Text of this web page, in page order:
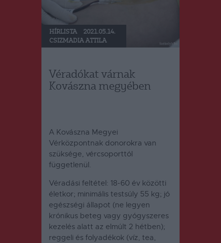
HÍRLISTA
2021.05.14.
CSIZMADIA ATTILA
Véradókat várnak
Kovászna megyében
A Kovászna Megyei
Vérközpontnak donorokra van
szüksége, vércsoporttól
függetlenül.
Véradási feltétel: 18-60 év közötti
életkor; minimális testsúly 55 kg; jó
egészségi állapot (ne legyen
krónikus beteg vagy gyógyszeres
kezelés alatt az elmúlt 2 hétben);
reggeli és folyadékok (víz, tea,